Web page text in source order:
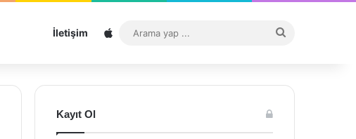
İletişim Sitemap
...
Kayıt Ol